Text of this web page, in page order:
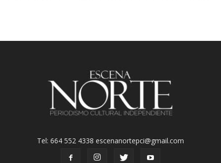
Tel: 664 552 4338 escenanortepci@gmail.com